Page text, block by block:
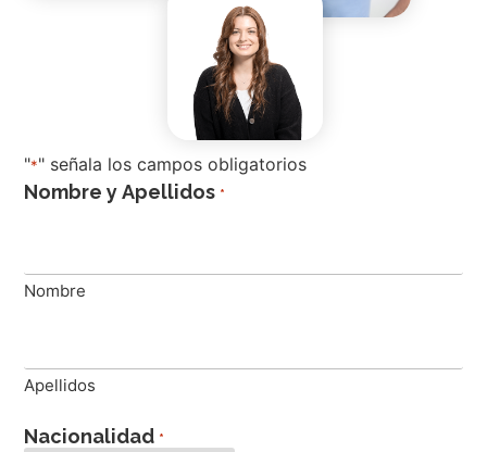
"*" señala los campos obligatorios
Nombre y Apellidos *
Nombre
Apellidos
Nacionalidad *